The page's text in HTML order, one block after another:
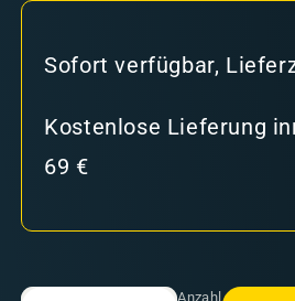
Sofort verfügbar,
Kostenlose Lieferung
69 €
Anzahl